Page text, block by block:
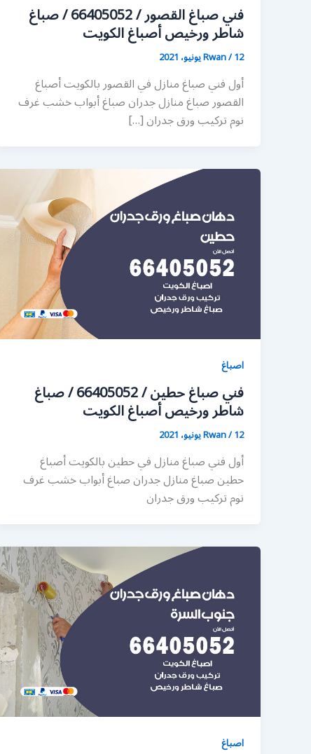
فني صباغ القصور / 66405052 / صباغ
شاطر ورخيص أصباغ الكويت
Rwan/12 يونيو، 2021
أول فني صباغ منازل في القصور بالكويت أصباغ
القصور صباغ منازل جدران صباغ أبواب خشب غرف
نوم تركيب ورق جدران […]
اصباغ
فني صباغ حطين / 66405052 / صباغ
شاطر ورخيص أصباغ الكويت
Rwan/12 يونيو، 2021
أول فني صباغ منازل في حطين بالكويت أصباغ
حطين صباغ منازل جدران صباغ أبواب خشب غرف
نوم تركيب ورق جدران
اصباغ